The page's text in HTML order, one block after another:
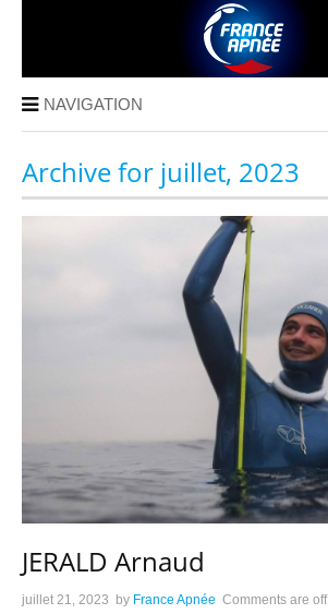
NAVIGATION
Archive for juillet, 2023
JERALD Arnaud
juillet 21, 2023 by France Apnée Comments are off